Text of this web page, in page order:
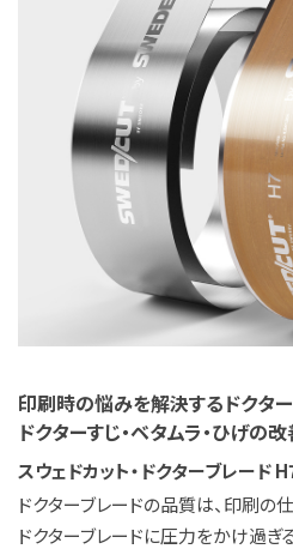
お問い合わせ
印刷時の悩みを解決するドクタ
ドクターすじ・ベタムラ・ひげの
スウェドカット・ドクターブレード
ドクターブレードの品質は、印刷の
ドクターブレードに圧力をかけ過ぎ